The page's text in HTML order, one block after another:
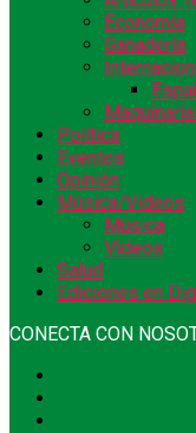
Economía
Ganadería
Política
Eventos
Opinión
Música/Videos
Música
Videos
Salud
Ediciones en
CONECTA CON